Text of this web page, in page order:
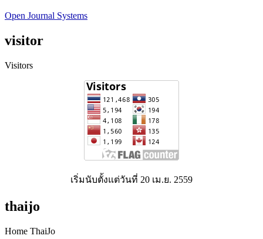
Open Journal Systems
visitor
Visitors
เริ่มนับตั้งแต่วันที่ 20 เม.ย. 2559
thaijo
Home ThaiJo